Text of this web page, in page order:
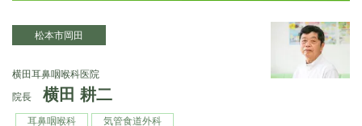
松本市岡田
横田耳鼻咽喉科医院
院長
横田 耕二
耳鼻咽喉科 気管食道外科